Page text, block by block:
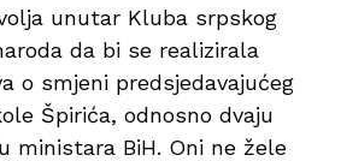
unutar Kluba srpskog
da bi se realizirala
o smjeni predsjedavajućeg
Špirića, odnosno dvaju
ministara BiH. Oni ne žele